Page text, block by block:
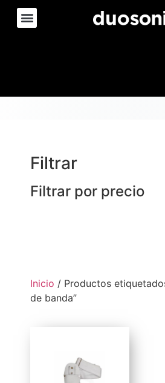
Filtrar
Filtrar por precio
Inicio / Productos
de banda”